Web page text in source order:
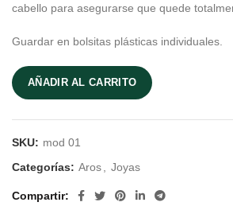
cabello para asegurarse que quede
Guardar en bolsitas plásticas individuales.
AÑADIR AL CARRITO
SKU: mod 01
Categorías: Aros, Joyas
Compartir